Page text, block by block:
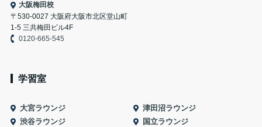
大阪梅田校
〒530-0027 大阪府大阪市北区堂山町
1-5 三共梅田ビル4F
0120-665-545
学習室
大宮ラウンジ
津田沼ラウンジ
渋谷ラウンジ
国立ラウンジ